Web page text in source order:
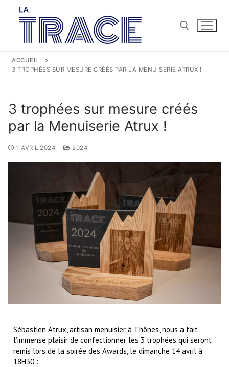
ACCUEIL
3 TROPHÉES SUR MESURE CRÉÉS PAR LA MENUISERIE ATRUX !
3 trophées sur mesure créés
par la Menuiserie Atrux !
1 AVRIL 2024 2024
Sébastien Atrux, artisan menuisier à Thônes, nous a fait
l’immense plaisir de confectionner les 3 trophées qui seront
remis lors de la soirée des Awards, le dimanche 14 avril à
18H30 :